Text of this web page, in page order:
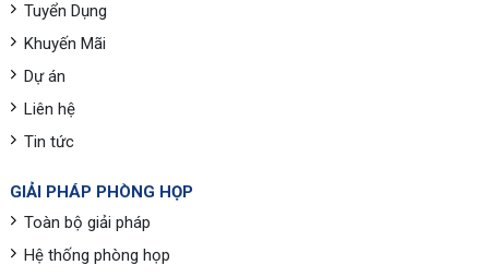
Tuyển Dụng
Khuyến Mãi
Dự án
Liên hệ
Tin tức
GIẢI PHÁP PHÒNG HỌP
Toàn bộ giải pháp
Hệ thống phòng họp